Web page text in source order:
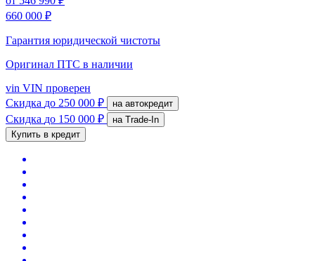
660 000 ₽
Гарантия юридической чистоты
Оригинал ПТС в наличии
vin VIN проверен
Скидка до 250 000 ₽ на автокредит
Скидка до 150 000 ₽
на Trade-In
Купить в кредит